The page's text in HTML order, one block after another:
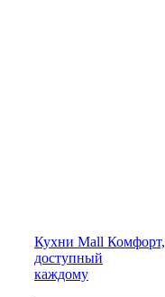
Кухни Mall Комфорт,
доступный
каждому